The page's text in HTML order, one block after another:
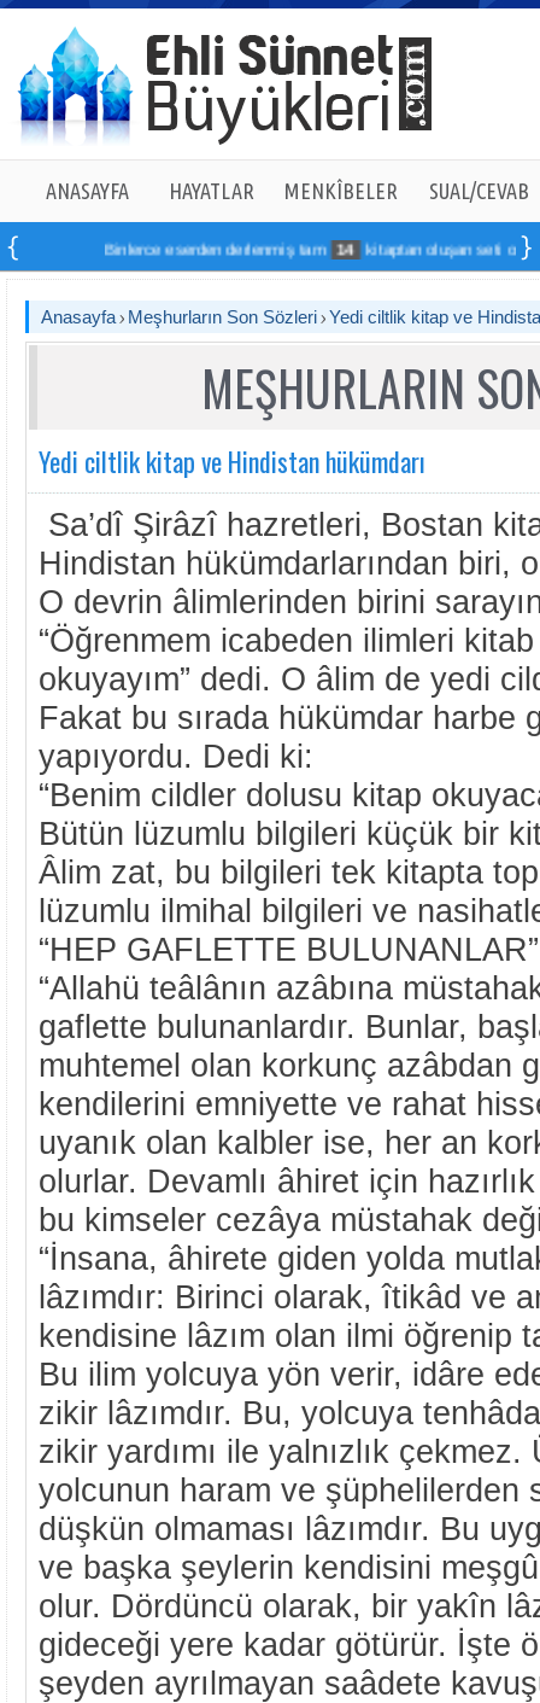
ANASAYFA HAYATLAR MENKÎBELER SUAL/CEVAB
Binlerce eserden derlenmiş tam 14 kitaptan oluşan seti online
Anasayfa Meşhurların Son Sözleri Yedi ciltlik kitap ve
MEŞHURLARIN
Yedi ciltlik kitap ve Hindistan hükümdarı
Sa’dî Şirâzî hazretleri, Bostan
Hindistan hükümdarlarından biri,
O devrin âlimlerinden birini
“Öğrenmem icabeden ilimleri
okuyayım” dedi. O âlim de yedi
Fakat bu sırada hükümdar harbe
yapıyordu. Dedi ki:
“Benim cildler dolusu kitap
Bütün lüzumlu bilgileri küçük bir
Âlim zat, bu bilgileri tek kitapta
lüzumlu ilmihal bilgileri ve
“HEP GAFLETTE BULUNANLAR”
“Allahü teâlânın azâbına
gaflette bulunanlardır. Bunlar,
muhtemel olan korkunç azâbdan
kendilerini emniyette ve rahat
uyanık olan kalbler ise, her an
olurlar. Devamlı âhiret için
bu kimseler cezâya müstahak
“İnsana, âhirete giden yolda
lâzımdır: Birinci olarak, îtikâd ve
kendisine lâzım olan ilmi öğrenip
Bu ilim yolcuya yön verir, idâre
zikir lâzımdır. Bu, yolcuya
zikir yardımı ile yalnızlık
yolcunun haram ve şüphelilerden
düşkün olmaması lâzımdır. Bu
ve başka şeylerin kendisini
olur. Dördüncü olarak, bir yakîn
gideceği yere kadar götürür. İşte
şeyden ayrılmayan saâdete